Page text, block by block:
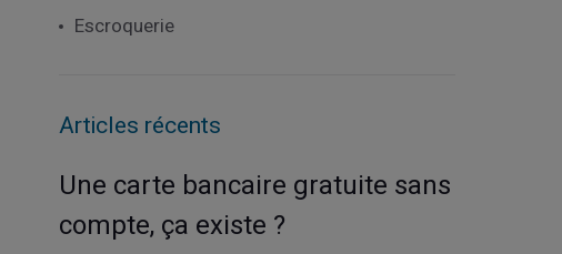
Escroquerie
Articles récents
Une carte bancaire gratuite sans
compte, ça existe ?